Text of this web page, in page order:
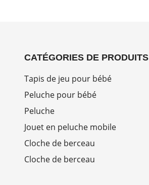
CATÉGORIES DE PRODUITS
Tapis de jeu pour bébé
Peluche pour bébé
Peluche
Jouet en peluche mobile
Cloche de berceau
Cloche de berceau